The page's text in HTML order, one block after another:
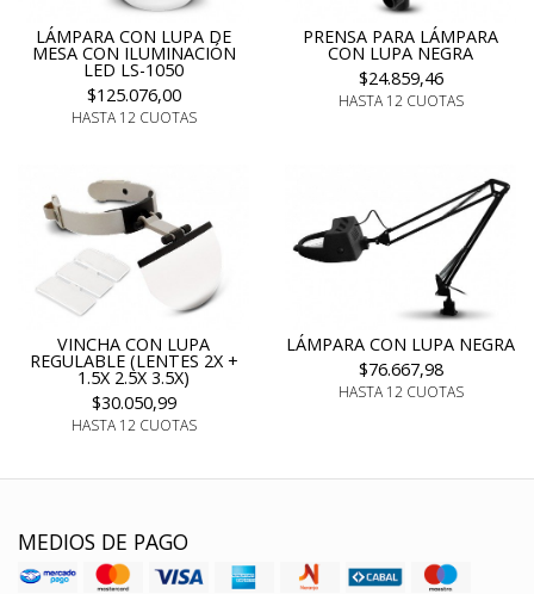
LÁMPARA CON LUPA DE
MESA CON ILUMINACIÓN
LED LS-1050
$125.076,00
HASTA 12 CUOTAS
PRENSA PARA LÁMPARA
CON LUPA NEGRA
$24.859,46
HASTA 12 CUOTAS
VINCHA CON LUPA
REGULABLE (LENTES 2X +
1.5X 2.5X 3.5X)
$30.050,99
HASTA 12 CUOTAS
LÁMPARA CON LUPA NEGRA
$76.667,98
HASTA 12 CUOTAS
MEDIOS DE PAGO